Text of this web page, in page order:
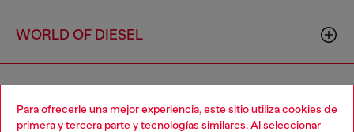
Para ofrecerle una mejor experiencia, este sitio utiliza cookies de
primera y tercera parte y tecnologías similares. Al seleccionar
WORLD OF DIESEL